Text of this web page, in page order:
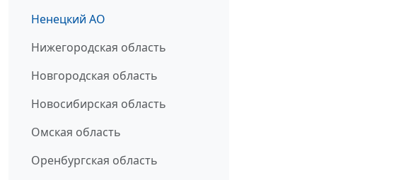
Ненецкий АО
Нижегородская область
Новгородская область
Новосибирская область
Омская область
Оренбургская область